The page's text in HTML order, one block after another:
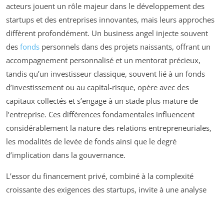
acteurs jouent un rôle majeur dans le développement des
startups et des entreprises innovantes, mais leurs approches
diffèrent profondément. Un business angel injecte souvent
des fonds personnels dans des projets naissants, offrant un
accompagnement personnalisé et un mentorat précieux,
tandis qu’un investisseur classique, souvent lié à un fonds
d’investissement ou au capital-risque, opère avec des
capitaux collectés et s’engage à un stade plus mature de
l’entreprise. Ces différences fondamentales influencent
considérablement la nature des relations entrepreneuriales,
les modalités de levée de fonds ainsi que le degré
d’implication dans la gouvernance.
L’essor du financement privé, combiné à la complexité
croissante des exigences des startups, invite à une analyse